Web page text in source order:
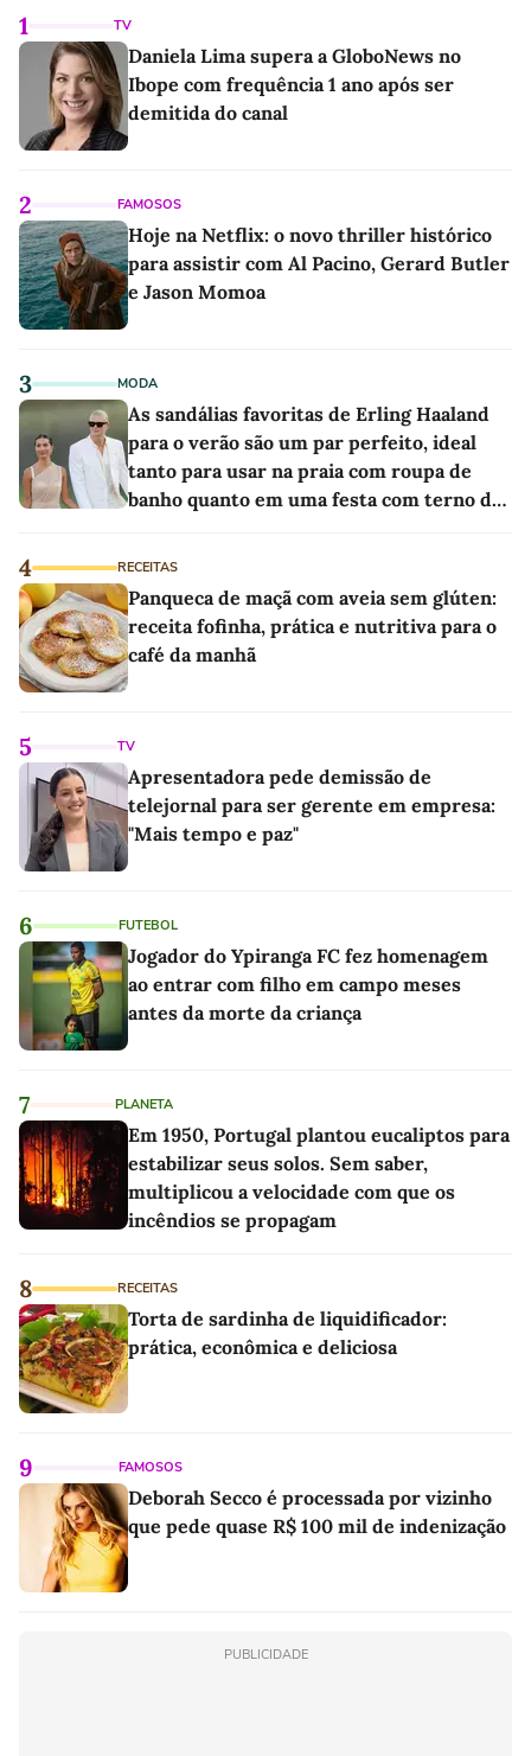
1 TV
Daniela Lima supera a GloboNews no
Ibope com frequência 1 ano após ser
demitida do canal
2 FAMOSOS
Hoje na Netflix: o novo thriller histórico
para assistir com Al Pacino, Gerard Butler
e Jason Momoa
3 MODA
As sandálias favoritas de Erling Haaland
para o verão são um par perfeito, ideal
tanto para usar na praia com roupa de
banho quanto em uma festa com terno de
4 RECEITAS
Panqueca de maçã com aveia sem glúten:
receita fofinha, prática e nutritiva para o
café da manhã
5 TV
Apresentadora pede demissão de
telejornal para ser gerente em empresa:
"Mais tempo e paz"
6 FUTEBOL
Jogador do Ypiranga FC fez homenagem
ao entrar com filho em campo meses
antes da morte da criança
7 PLANETA
Em 1950, Portugal plantou eucaliptos para
estabilizar seus solos. Sem saber,
multiplicou a velocidade com que os
incêndios se propagam
8 RECEITAS
Torta de sardinha de liquidificador:
prática, econômica e deliciosa
9 FAMOSOS
Deborah Secco é processada por vizinho
que pede quase R$ 100 mil de indenização
PUBLICIDADE